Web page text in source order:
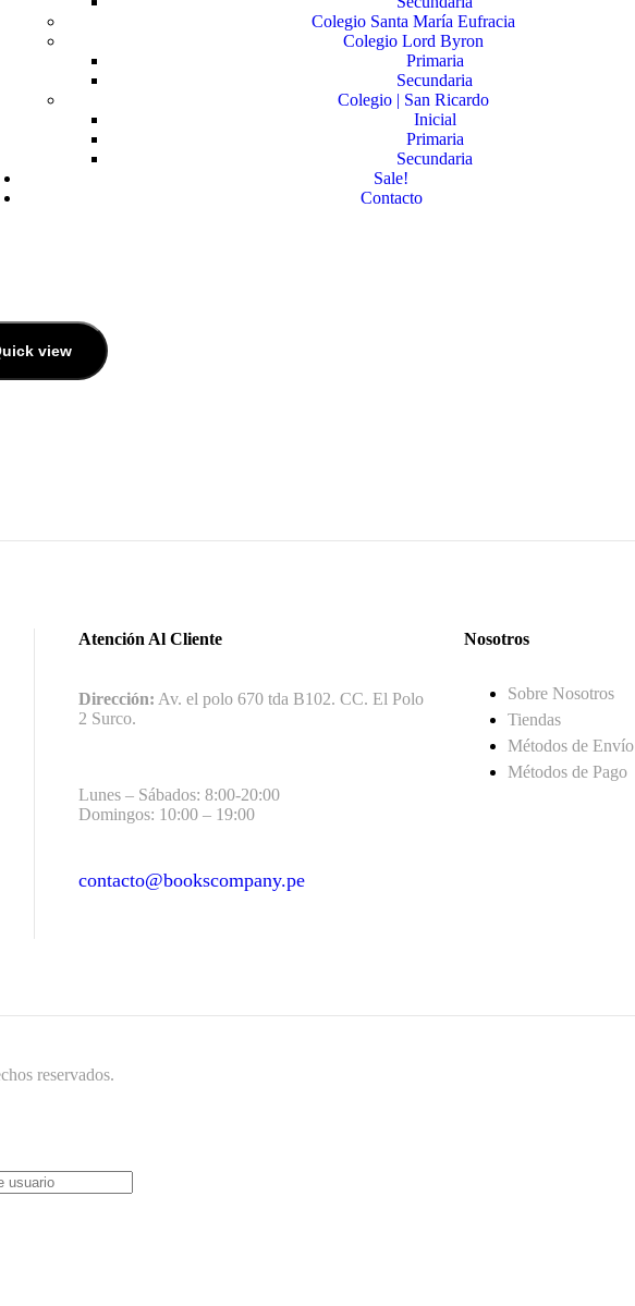
Colegio Santa María Eufracia
Colegio Lord Byron
Primaria
Secundaria
Colegio | San Ricardo
Inicial
Primaria
Secundaria
Sale!
Contacto
view
Atención Al Cliente
Dirección: Av. el polo 670 tda B102. CC. El Polo
2 Surco.
Lunes – Sábados: 8:00-20:00
Domingos: 10:00 – 19:00
contacto@bookscompany.pe
Nosotros
Sobre Nosotros
Tiendas
Métodos de Envío
Métodos de Pago
reservados.